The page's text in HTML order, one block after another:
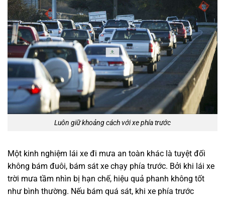
Luôn giữ khoảng cách với xe phía trước
Một kinh nghiệm lái xe đi mưa an toàn khác là tuyệt đối
không bám đuôi, bám sát xe chạy phía trước. Bởi khi lái xe
trời mưa tầm nhìn bị hạn chế, hiệu quả phanh không tốt
như bình thường. Nếu bám quá sát, khi xe phía trước